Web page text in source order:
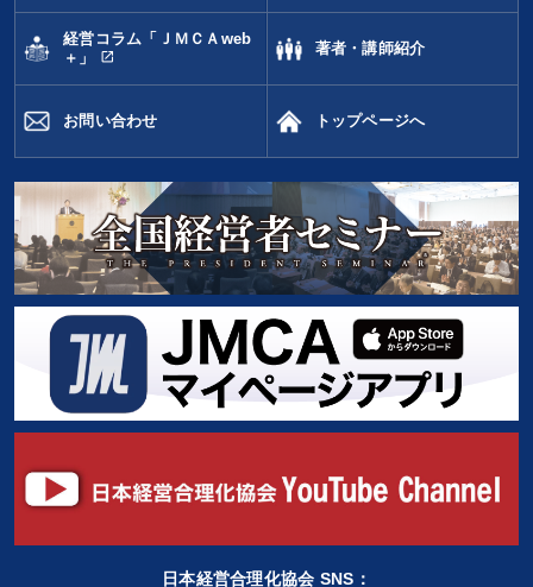
経営コラム「ＪＭＣＡweb
＋」
open_in_new
著者・講師紹介
お問い合わせ トップページへ
日本経営合理化協会 SNS：